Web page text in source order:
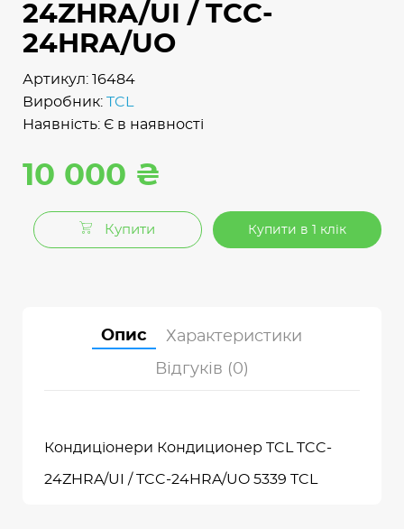
24ZHRA/UI / TCC-
24HRA/UO
Артикул: 16484
Виробник: TCL
Наявність: Є в наявності
10 000 ₴
Купити Купити в 1 клік
Опис
Характеристики
Відгуків (0)
Кондиціонери Кондиционер TCL TCC-
24ZHRA/UI / TCC-24HRA/UO 5339 TCL